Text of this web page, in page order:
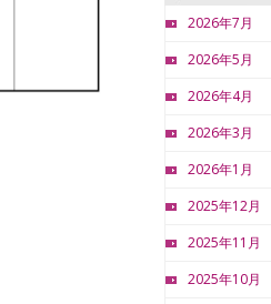
2026年7月
2026年5月
2026年4月
2026年3月
2026年1月
2025年12月
2025年11月
2025年10月